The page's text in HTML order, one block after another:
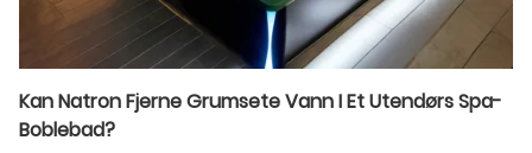
Kan Natron Fjerne Grumsete Vann I Et Utendørs Spa-
Boblebad?